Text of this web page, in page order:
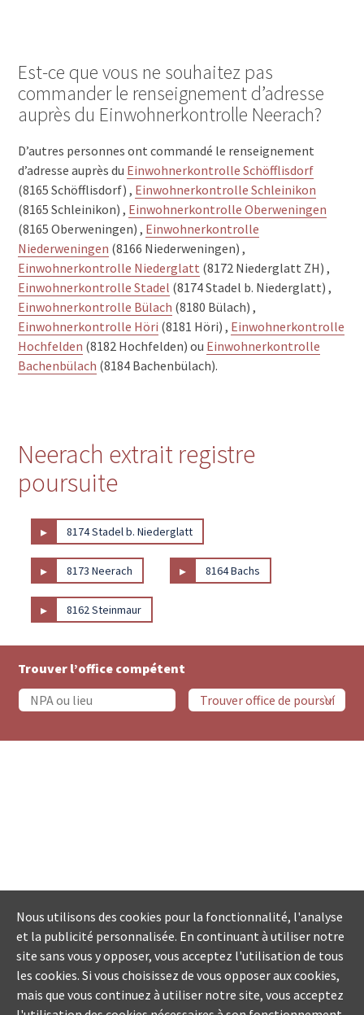
Est-ce que vous ne souhaitez pas
commander le renseignement d’adresse
auprès du Einwohnerkontrolle Neerach?
D’autres personnes ont commandé le renseignement
d’adresse auprès du Einwohnerkontrolle Schöfflisdorf
(8165 Schöfflisdorf) , Einwohnerkontrolle Schleinikon
(8165 Schleinikon) , Einwohnerkontrolle Oberweningen
(8165 Oberweningen) , Einwohnerkontrolle
Niederweningen (8166 Niederweningen) ,
Einwohnerkontrolle Niederglatt (8172 Niederglatt ZH) ,
Einwohnerkontrolle Stadel (8174 Stadel b. Niederglatt) ,
Einwohnerkontrolle Bülach (8180 Bülach) ,
Einwohnerkontrolle Höri (8181 Höri) , Einwohnerkontrolle
Hochfelden (8182 Hochfelden) ou Einwohnerkontrolle
Bachenbülach (8184 Bachenbülach).
Neerach extrait registre
poursuite
▸ 8174 Stadel b. Niederglatt
▸ 8173 Neerach ▸ 8164 Bachs
▸ 8162 Steinmaur
Trouver l’office compétent
Nous utilisons des cookies pour la fonctionnalité, l'analyse
et la publicité personnalisée. En continuant à utiliser notre
site sans vous y opposer, vous acceptez l'utilisation de tous
les cookies. Si vous choisissez de vous opposer aux cookies,
mais que vous continuez à utiliser notre site, vous acceptez